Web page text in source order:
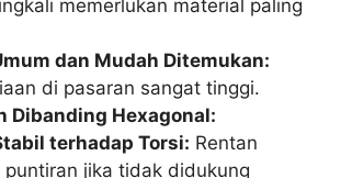
memerlukan material paling
dan Mudah Ditemukan:
di pasaran sangat tinggi.
Dibanding Hexagonal:
terhadap Torsi: Rentan
jika tidak didukung